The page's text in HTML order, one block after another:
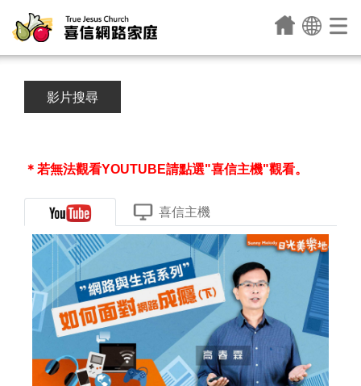
影片搜尋
＊若無法觀看YOUTUBE請點選"喜信主機"觀看。
喜信主機